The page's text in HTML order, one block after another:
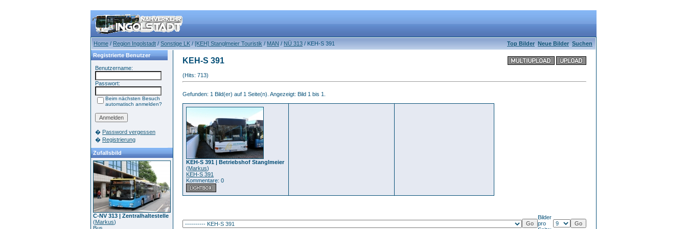
Home / Region Ingolstadt / Sonstige LK / [KEH] Stanglmeier Touristik / MAN / NÜ 313 / KEH-S 391 Top Bilder Neue Bilder Suchen
Registrierte Benutzer
Benutzername:
Passwort:
Beim nächsten Besuch
automatisch anmelden?
� Password vergessen
� Registrierung
Zufallsbild
C-NV 313 | Zentralhaltestelle
(Markus)
KEH-S 391
(Hits: 713)
Gefunden: 1 Bild(er) auf 1 Seite(n). Angezeigt: Bild 1 bis 1.
KEH-S 391 | Betriebshof Stanglmeier
(Markus)
KEH-S 391
Kommentare: 0
Bilder
pro